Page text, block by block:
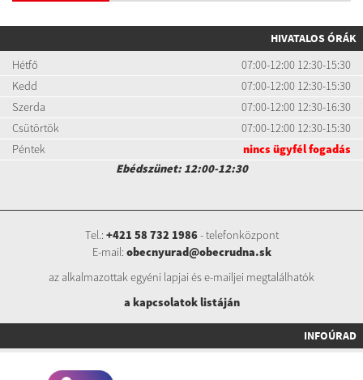
HIVATALOS ÓRÁK
Hétfő
07:00-12:00 12:30-15:30
Kedd
07:00-12:00 12:30-15:30
Szerda
07:00-12:00 12:30-16:30
Csütörtök
07:00-12:00 12:30-15:30
Péntek
nincs ügyfél fogadás
Ebédszünet: 12:00-12:30
Tel.: +421 58 732 1986- telefonközpont
E-mail: obecnyurad@obecrudna.sk
az alkalmazottak egyéni lapjai és e-mailjei megtalálhatók
a kapcsolatok listáján
INFOÚRAD